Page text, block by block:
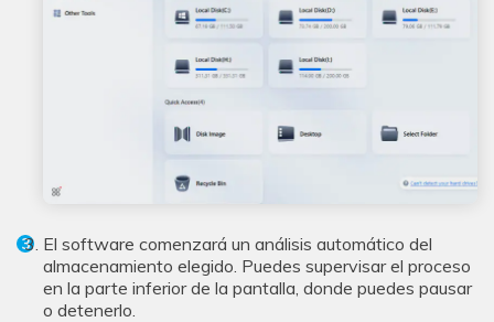
El software comenzará un análisis automático del
almacenamiento elegido. Puedes supervisar el proceso
en la parte inferior de la pantalla, donde puedes pausar
o detenerlo.